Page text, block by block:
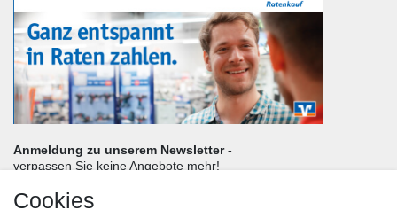
Anmeldung zu unserem Newsletter -
verpassen Sie keine Angebote mehr!
Cookies